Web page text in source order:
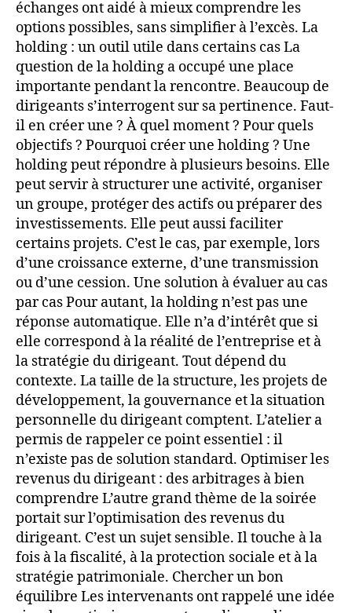
échanges ont aidé à mieux comprendre les
options possibles, sans simplifier à l’excès. La
holding : un outil utile dans certains cas La
question de la holding a occupé une place
importante pendant la rencontre. Beaucoup de
dirigeants s’interrogent sur sa pertinence. Faut-
il en créer une ? À quel moment ? Pour quels
objectifs ? Pourquoi créer une holding ? Une
holding peut répondre à plusieurs besoins. Elle
peut servir à structurer une activité, organiser
un groupe, protéger des actifs ou préparer des
investissements. Elle peut aussi faciliter
certains projets. C’est le cas, par exemple, lors
d’une croissance externe, d’une transmission
ou d’une cession. Une solution à évaluer au cas
par cas Pour autant, la holding n’est pas une
réponse automatique. Elle n’a d’intérêt que si
elle correspond à la réalité de l’entreprise et à
la stratégie du dirigeant. Tout dépend du
contexte. La taille de la structure, les projets de
développement, la gouvernance et la situation
personnelle du dirigeant comptent. L’atelier a
permis de rappeler ce point essentiel : il
n’existe pas de solution standard. Optimiser les
revenus du dirigeant : des arbitrages à bien
comprendre L’autre grand thème de la soirée
portait sur l’optimisation des revenus du
dirigeant. C’est un sujet sensible. Il touche à la
fois à la fiscalité, à la protection sociale et à la
stratégie patrimoniale. Chercher un bon
équilibre Les intervenants ont rappelé une idée